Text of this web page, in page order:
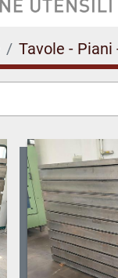
Tavole - Piani